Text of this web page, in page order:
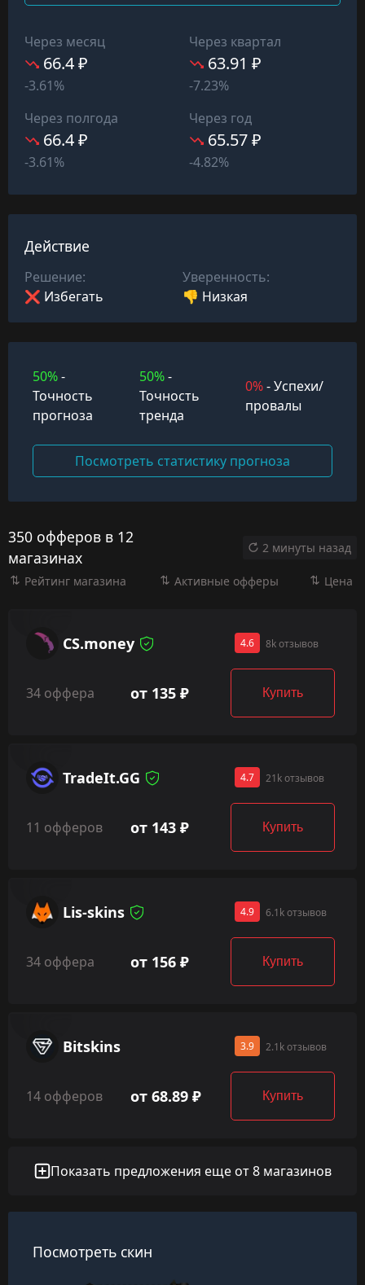
Через месяц
66.4 ₽
-3.61%
Через квартал
63.91 ₽
-7.23%
Через полгода
66.4 ₽
-3.61%
Через год
65.57 ₽
-4.82%
Действие
Решение:
❌ Избегать
Уверенность:
👎 Низкая
50%-
Точность
прогноза
50%-
Точность
тренда
0%- Успехи/
провалы
Посмотреть статистику прогноза
350 офферов в 12
магазинах
2 минуты назад
Рейтинг магазина Активные офферы Цена
CS.money 4.6 8k отзывов
34 оффера от 135 ₽ Купить
TradeIt.GG 4.7 21k отзывов
11 офферов от 143 ₽ Купить
Lis-skins 4.9 6.1k отзывов
34 оффера от 156 ₽ Купить
Bitskins 3.9 2.1k отзывов
14 офферов от 68.89 ₽ Купить
Показать предложения еще от 8 магазинов
Посмотреть скин